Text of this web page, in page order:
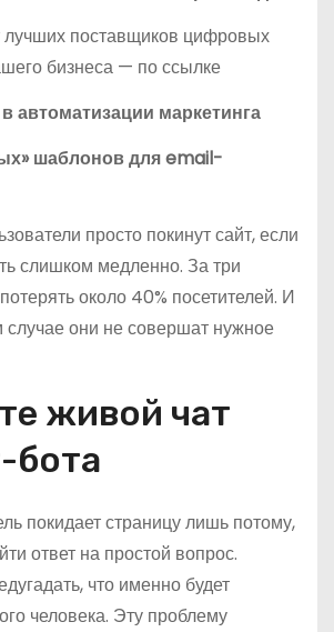
лучших поставщиков цифровых
бизнеса — по ссылке
автоматизации маркетинга
шаблонов для email-
просто покинут сайт, если
слишком медленно. За три
около 40% посетителей. И
случае они не совершат нужное
живой чат
бота
покидает страницу лишь потому,
ответ на простой вопрос.
что именно будет
человека. Эту проблему